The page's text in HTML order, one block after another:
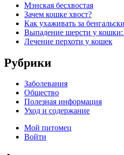
Мэнская бесхвостая
Зачем кошке хвост?
Как ухаживать за
Выпадение шерсти у
Лечение перхоти у кошек
Рубрики
Заболевания
Общество
Полезная информация
Уход и содержание
Мой питомец
Войти